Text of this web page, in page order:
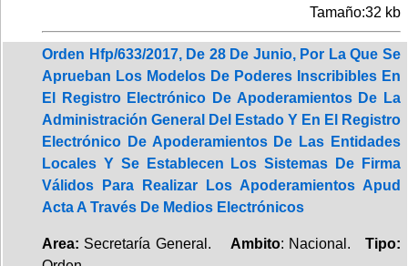
Tamaño:32 kb
Orden Hfp/633/2017, De 28 De Junio, Por La Que Se
Aprueban Los Modelos De Poderes Inscribibles En
El Registro Electrónico De Apoderamientos De La
Administración General Del Estado Y En El Registro
Electrónico De Apoderamientos De Las Entidades
Locales Y Se Establecen Los Sistemas De Firma
Válidos Para Realizar Los Apoderamientos Apud
Acta A Través De Medios Electrónicos
Area: Secretaría General. Ambito: Nacional.Tipo: